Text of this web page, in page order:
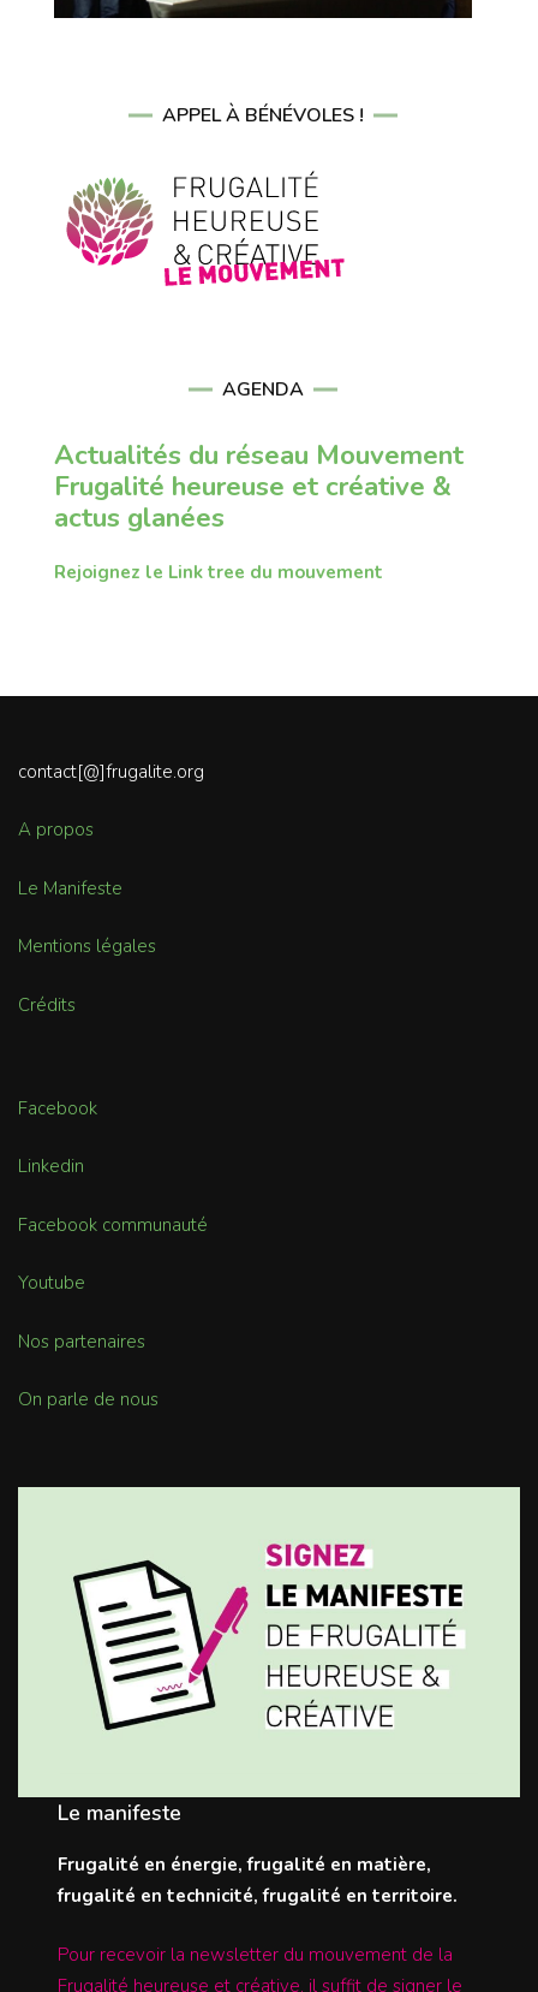
APPEL À BÉNÉVOLES !
AGENDA
Actualités du réseau Mouvement
Frugalité heureuse et créative &
actus glanées
Rejoignez le Link tree du mouvement
contact[@]frugalite.org
A propos
Le Manifeste
Mentions légales
Crédits
Facebook
Linkedin
Facebook communauté
Youtube
Nos partenaires
On parle de nous
Le manifeste
Frugalité en énergie, frugalité en matière,
frugalité en technicité, frugalité en territoire.
Pour recevoir la newsletter du mouvement de la
Frugalité heureuse et créative, il suffit de signer le